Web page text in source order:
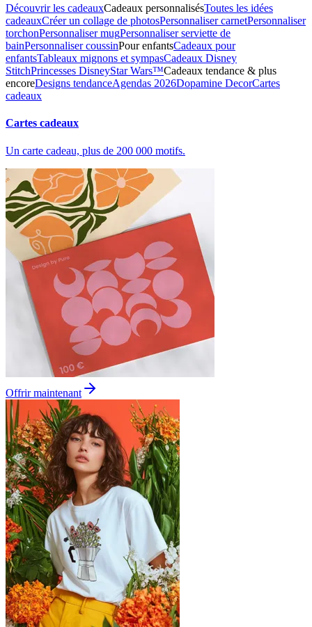
Découvrir les cadeauxCadeaux personnalisésToutes les idées
cadeauxCréer un collage de photosPersonnaliser carnetPersonnaliser
torchonPersonnaliser mugPersonnaliser serviette de
bainPersonnaliser coussinPour enfantsCadeaux pour
enfantsTableaux mignons et sympasCadeaux Disney
StitchPrincesses DisneyStar Wars™Cadeaux tendance & plus
encoreDesigns tendanceAgendas 2026Dopamine DecorCartes
cadeaux
Cartes cadeaux
Un carte cadeau, plus de 200 000 motifs.
Offrir maintenant